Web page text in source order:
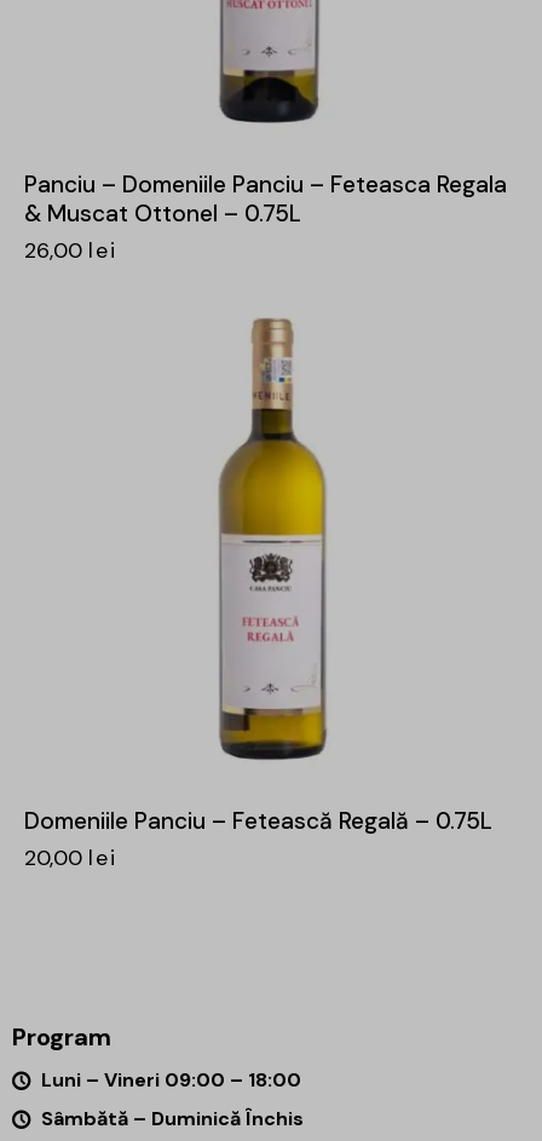
Panciu – Domeniile Panciu – Feteasca Regala
& Muscat Ottonel – 0.75L
26,00 lei
Domeniile Panciu – Fetească Regală – 0.75L
20,00 lei
Program
Luni – Vineri 09:00 – 18:00
Sâmbătă – Duminică Închis